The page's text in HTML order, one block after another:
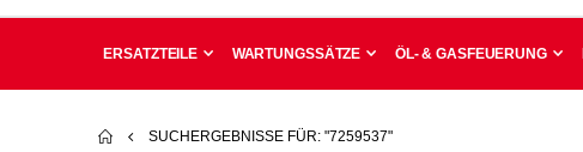
ERSATZTEILE WARTUNGSSÄTZE ÖL- & GASFEUERUNG
SUCHERGEBNISSE FÜR: "7259537"